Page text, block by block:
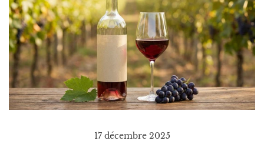
17 décembre 2025